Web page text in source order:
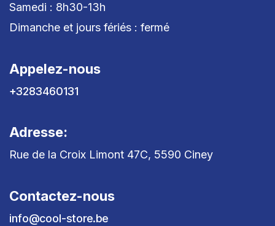
Samedi : 8h30-13h
Dimanche et jours fériés : fermé
Appelez-nous
+3283460131
Adresse:
Rue de la Croix Limont 47C, 5590 Ciney
Contactez-nous
info@cool-store.be